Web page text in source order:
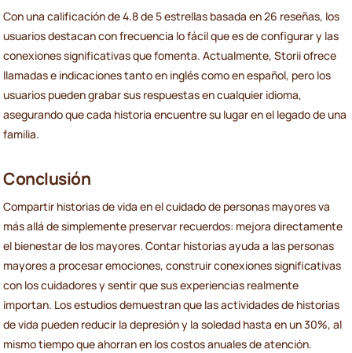
Con una calificación de 4.8 de 5 estrellas basada en 26 reseñas, los
usuarios destacan con frecuencia lo fácil que es de configurar y las
conexiones significativas que fomenta. Actualmente, Storii ofrece
llamadas e indicaciones tanto en inglés como en español, pero los
usuarios pueden grabar sus respuestas en cualquier idioma,
asegurando que cada historia encuentre su lugar en el legado de una
familia.
Conclusión
Compartir historias de vida en el cuidado de personas mayores va
más allá de simplemente preservar recuerdos: mejora directamente
el bienestar de los mayores. Contar historias ayuda a las personas
mayores a procesar emociones, construir conexiones significativas
con los cuidadores y sentir que sus experiencias realmente
importan. Los estudios demuestran que las actividades de historias
de vida pueden reducir la depresión y la soledad hasta en un 30%, al
mismo tiempo que ahorran en los costos anuales de atención.